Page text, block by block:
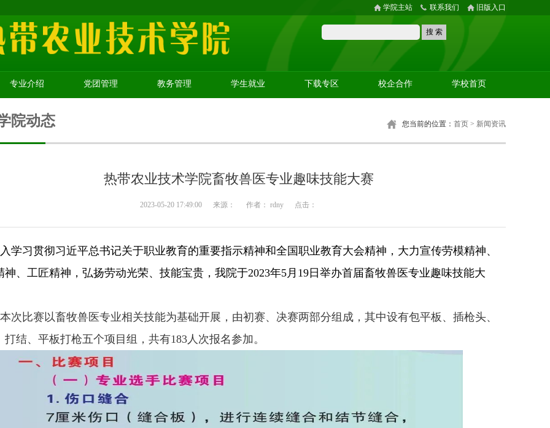
学院主站 联系我们 旧版入口
专业介绍 党团管理 教务管理 学生就业 下载专区 校企合作 学校首页
院动态 您当前的位置： 首页 > 新闻资讯
热带农业技术学院畜牧兽医专业趣味技能大赛
2023-05-20 17:49:00 来源： 作者： rdny 点击：
学习贯彻习近平总书记关于职业教育的重要指示精神和全国职业教育大会精神，大力宣传劳模精神、
神、工匠精神，弘扬劳动光荣、技能宝贵，我院于2023年5月19日举办首届畜牧兽医专业趣味技能大
次比赛以畜牧兽医专业相关技能为基础开展，由初赛、决赛两部分组成，其中设有包平板、插枪头、
打结、平板打枪五个项目组，共有183人次报名参加。